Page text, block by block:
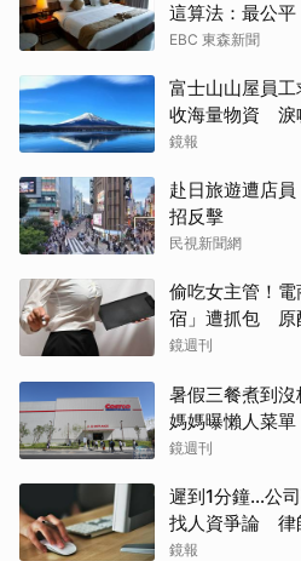
這算法：最公平
EBC 東森新聞
富士山山屋員
收海量物資 淚
鏡報
赴日旅遊遭店
招反擊
民視新聞網
偷吃女主管！
宿」遭抓包 原
過此類
鏡週刊
暑假三餐煮到
媽媽曝懶人菜單
鏡週刊
遲到1分鐘…公
找人資爭論 律
鏡報